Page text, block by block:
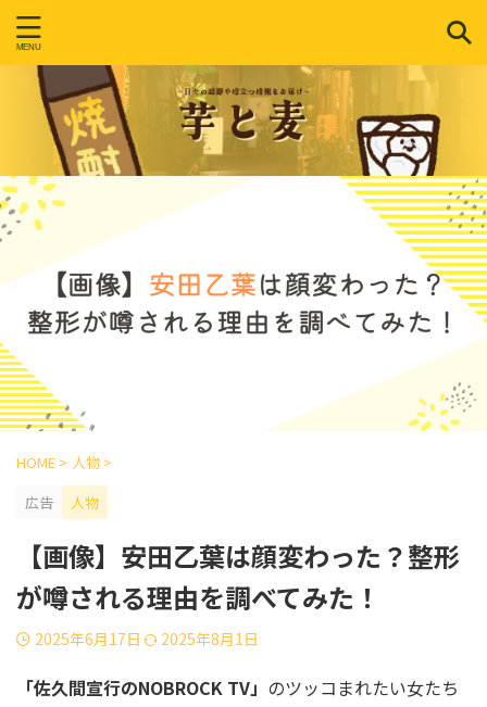
HOME > 人物 >
広告
人物
【画像】安田乙葉は顔変わった？整形
が噂される理由を調べてみた！
2025年6月17日 2025年8月1日
「佐久間宣行のNOBROCK TV」 のツッコまれたい女たち